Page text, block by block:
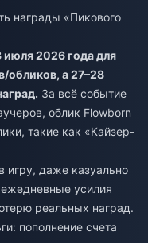
награды «Пикового
2026 года для
обликов, а 27–28
За всё событие
облик Flowborn
такие как «Кайзер-
игру, даже казуально
усилия
реальных наград.
пополнение счета